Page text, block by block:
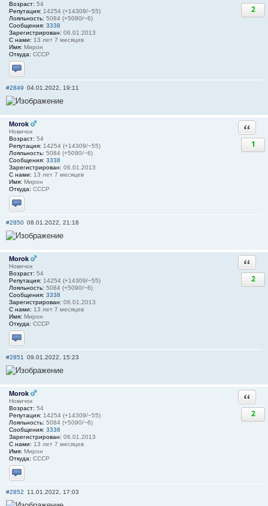
Возраст: 54
Репутация: 14254 (+14309/−55)
Лояльность: 5084 (+5090/−6)
Сообщения: 3338
Зарегистрирован: 06.01.2013
С нами: 13 лет 7 месяцев
Имя: Мирон
Откуда: СССР
Отправить личное сообщение
2
#2849 04.01.2022, 19:11
Morok
Новичок
Возраст: 54
Репутация: 14254 (+14309/−55)
Лояльность: 5084 (+5090/−6)
Сообщения: 3338
Зарегистрирован: 06.01.2013
С нами: 13 лет 7 месяцев
Имя: Мирон
Откуда: СССР
Отправить личное сообщение
1
#2850 08.01.2022, 21:18
Morok
Новичок
Возраст: 54
Репутация: 14254 (+14309/−55)
Лояльность: 5084 (+5090/−6)
Сообщения: 3338
Зарегистрирован: 06.01.2013
С нами: 13 лет 7 месяцев
Имя: Мирон
Откуда: СССР
Отправить личное сообщение
2
#2851 09.01.2022, 15:23
Morok
Новичок
Возраст: 54
Репутация: 14254 (+14309/−55)
Лояльность: 5084 (+5090/−6)
Сообщения: 3338
Зарегистрирован: 06.01.2013
С нами: 13 лет 7 месяцев
Имя: Мирон
Откуда: СССР
Отправить личное сообщение
2
#2852 11.01.2022, 17:03